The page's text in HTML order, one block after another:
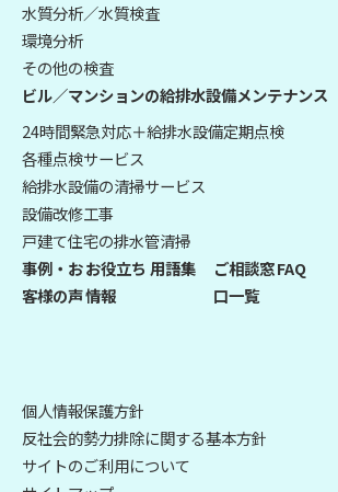
水質分析／水質検査
環境分析
その他の検査
ビル／マンションの給排水設備メンテナンス
24時間緊急対応＋給排水設備定期点検
各種点検サービス
給排水設備の清掃サービス
設備改修工事
戸建て住宅の排水管清掃
事例・お
客様の声
お役立ち
情報
用語集
ご相談窓
口一覧
FAQ
個人情報保護方針
反社会的勢力排除に関する基本方針
サイトのご利用について